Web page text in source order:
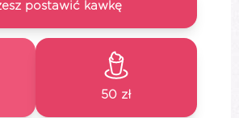
postawić kawkę
50 zł